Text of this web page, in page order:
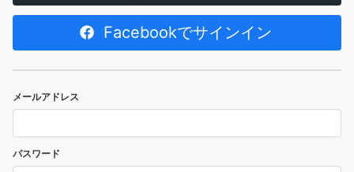
Facebookでサインイン
メールアドレス
パスワード